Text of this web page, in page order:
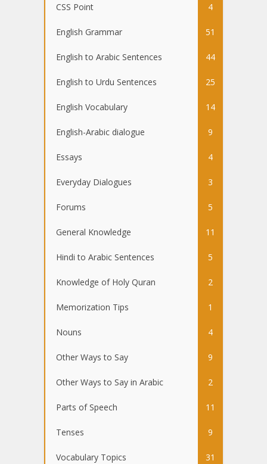
CSS Point 4
English Grammar 51
English to Arabic Sentences 44
English to Urdu Sentences 25
English Vocabulary 14
English-Arabic dialogue 9
Essays 4
Everyday Dialogues 3
Forums 5
General Knowledge 11
Hindi to Arabic Sentences 5
Knowledge of Holy Quran 2
Memorization Tips 1
Nouns 4
Other Ways to Say 9
Other Ways to Say in Arabic 2
Parts of Speech 11
Tenses 9
Vocabulary Topics 31